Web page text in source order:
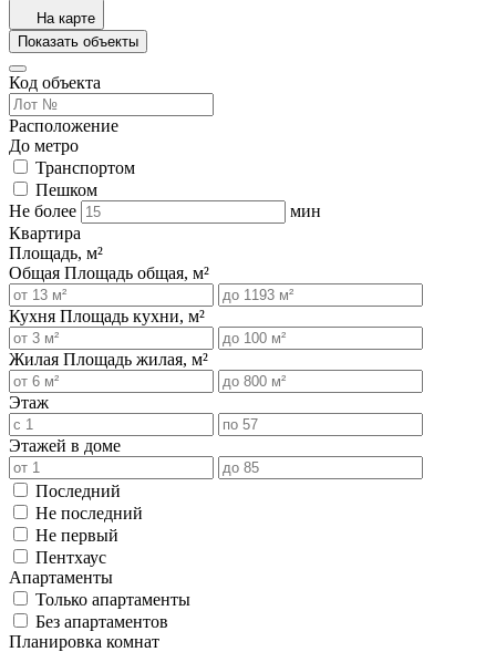
На карте
Показать объекты
Код объекта
Расположение
До метро
Транспортом
Пешком
Не более
мин
Квартира
Площадь, м²
Общая Площадь общая, м²
Кухня Площадь кухни, м²
Жилая Площадь жилая, м²
Этаж
Этажей в доме
Последний
Не последний
Не первый
Пентхаус
Апартаменты
Только апартаменты
Без апартаментов
Планировка комнат